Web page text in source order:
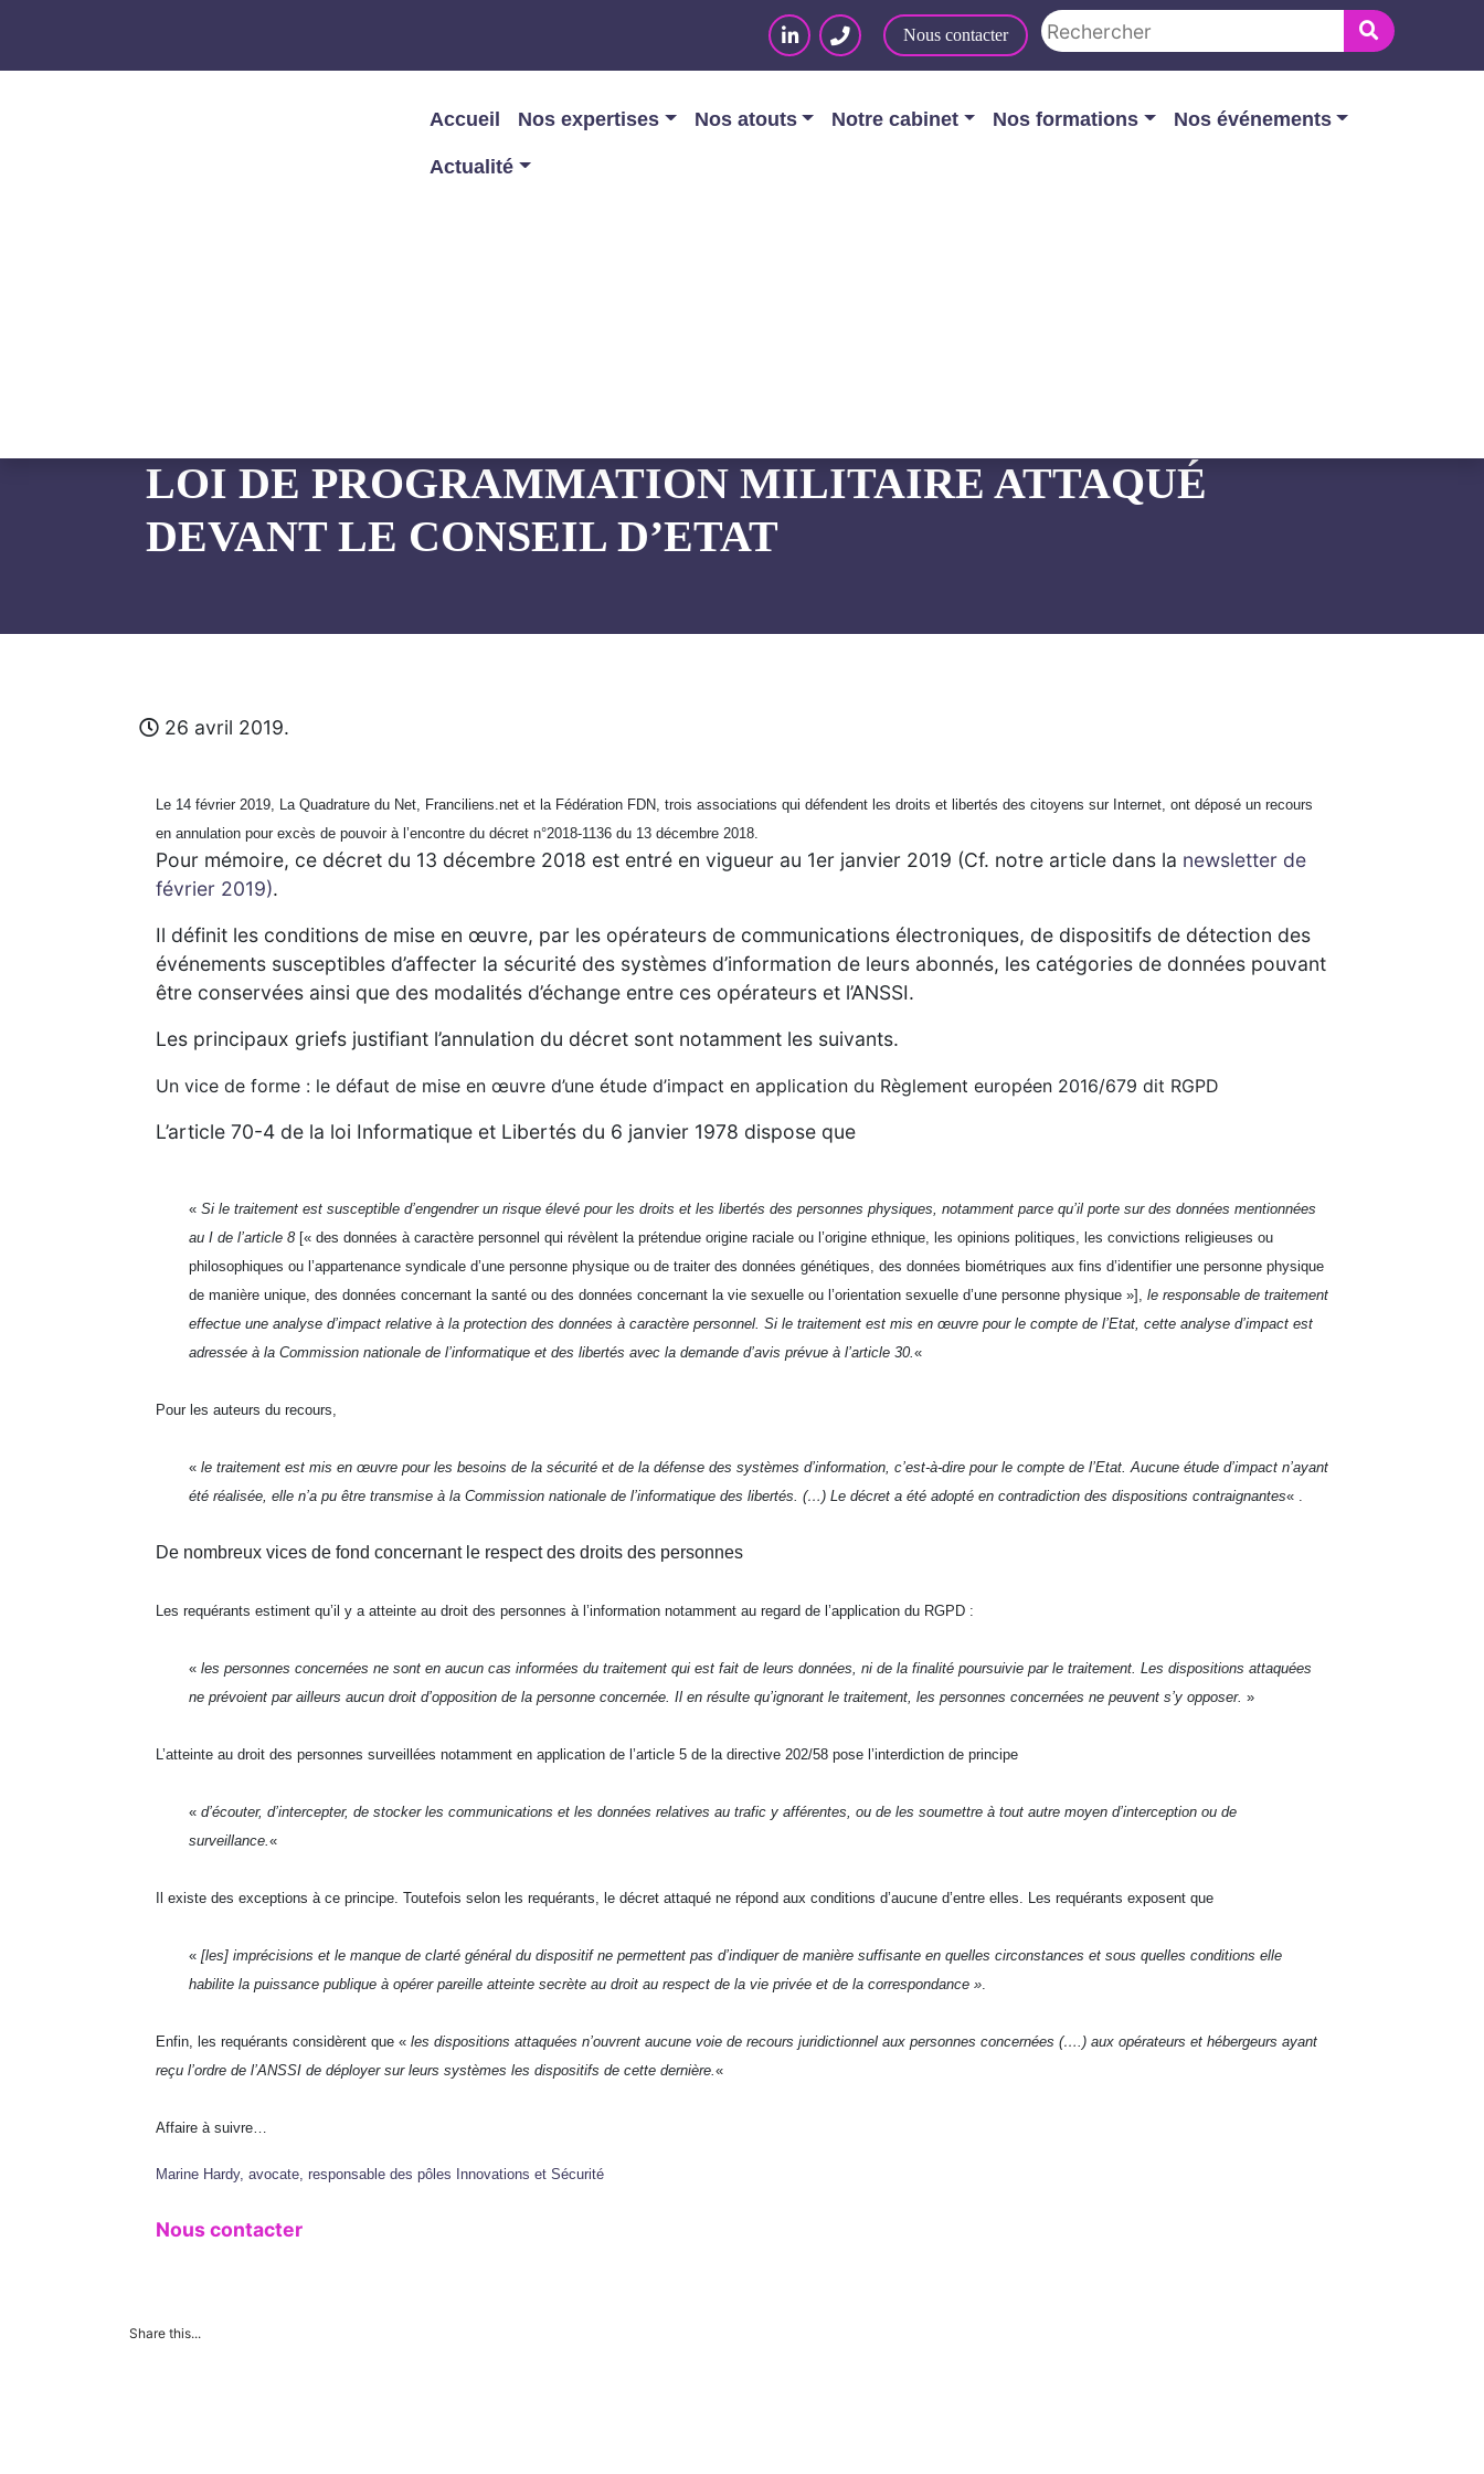
Nous contacter
Accueil Nos expertises Nos atouts Notre cabinet Nos formations Nos événements
Actualité
LOI DE PROGRAMMATION MILITAIRE ATTAQUÉ
DEVANT LE CONSEIL D’ETAT
26 avril 2019.
Le 14 février 2019, La Quadrature du Net, Franciliens.net et la Fédération FDN, trois associations qui défendent les droits et libertés des citoyens sur Internet, ont déposé un recours
en annulation pour excès de pouvoir à l’encontre du décret n°2018-1136 du 13 décembre 2018.
Pour mémoire, ce décret du 13 décembre 2018 est entré en vigueur au 1er janvier 2019 (Cf. notre article dans la newsletter de
février 2019).
Il définit les conditions de mise en œuvre, par les opérateurs de communications électroniques, de dispositifs de détection des
événements susceptibles d’affecter la sécurité des systèmes d’information de leurs abonnés, les catégories de données pouvant
être conservées ainsi que des modalités d’échange entre ces opérateurs et l’ANSSI.
Les principaux griefs justifiant l’annulation du décret sont notamment les suivants.
Un vice de forme : le défaut de mise en œuvre d’une étude d’impact en application du Règlement européen 2016/679 dit RGPD
L’article 70-4 de la loi Informatique et Libertés du 6 janvier 1978 dispose que
« Si le traitement est susceptible d’engendrer un risque élevé pour les droits et les libertés des personnes physiques, notamment parce qu’il porte sur des données mentionnées
au I de l’article 8 [« des données à caractère personnel qui révèlent la prétendue origine raciale ou l’origine ethnique, les opinions politiques, les convictions religieuses ou
philosophiques ou l’appartenance syndicale d’une personne physique ou de traiter des données génétiques, des données biométriques aux fins d’identifier une personne physique
de manière unique, des données concernant la santé ou des données concernant la vie sexuelle ou l’orientation sexuelle d’une personne physique »], le responsable de traitement
effectue une analyse d’impact relative à la protection des données à caractère personnel. Si le traitement est mis en œuvre pour le compte de l’Etat, cette analyse d’impact est
adressée à la Commission nationale de l’informatique et des libertés avec la demande d’avis prévue à l’article 30. «
Pour les auteurs du recours,
« le traitement est mis en œuvre pour les besoins de la sécurité et de la défense des systèmes d’information, c’est-à-dire pour le compte de l’Etat. Aucune étude d’impact n’ayant
été réalisée, elle n’a pu être transmise à la Commission nationale de l’informatique des libertés. (…) Le décret a été adopté en contradiction des dispositions contraignantes« .
De nombreux vices de fond concernant le respect des droits des personnes
Les requérants estiment qu’il y a atteinte au droit des personnes à l’information notamment au regard de l’application du RGPD :
« les personnes concernées ne sont en aucun cas informées du traitement qui est fait de leurs données, ni de la finalité poursuivie par le traitement. Les dispositions attaquées
ne prévoient par ailleurs aucun droit d’opposition de la personne concernée. Il en résulte qu’ignorant le traitement, les personnes concernées ne peuvent s’y opposer. »
L’atteinte au droit des personnes surveillées notamment en application de l’article 5 de la directive 202/58 pose l’interdiction de principe
« d’écouter, d’intercepter, de stocker les communications et les données relatives au trafic y afférentes, ou de les soumettre à tout autre moyen d’interception ou de
surveillance. «
Il existe des exceptions à ce principe. Toutefois selon les requérants, le décret attaqué ne répond aux conditions d’aucune d’entre elles. Les requérants exposent que
« [les] imprécisions et le manque de clarté général du dispositif ne permettent pas d’indiquer de manière suffisante en quelles circonstances et sous quelles conditions elle
habilite la puissance publique à opérer pareille atteinte secrète au droit au respect de la vie privée et de la correspondance »
Enfin, les requérants considèrent que « les dispositions attaquées n’ouvrent aucune voie de recours juridictionnel aux personnes concernées (….) aux opérateurs et hébergeurs ayant
reçu l’ordre de l’ANSSI de déployer sur leurs systèmes les dispositifs de cette dernière. «
Affaire à suivre…
Marine Hardy, avocate, responsable des pôles Innovations et Sécurité
Nous contacter
Share this...